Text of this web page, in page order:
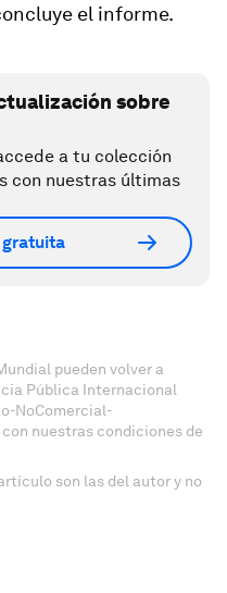
el informe.
sobre
a tu colección
con nuestras últimas
gratuita
pueden volver a
Pública Internacional
NoComercial-
nuestras condiciones de
son las del autor y no